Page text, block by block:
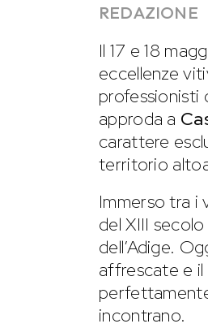
REDAZIONE
Il 17 e 18
eccellenze
professionisti
approda a
carattere
territorio
Immerso tra i
del XIII
dell’Adige.
affrescate e
incontrano.